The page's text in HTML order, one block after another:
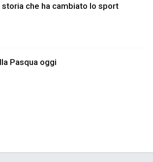
storia che ha cambiato lo sport
Pasqua oggi